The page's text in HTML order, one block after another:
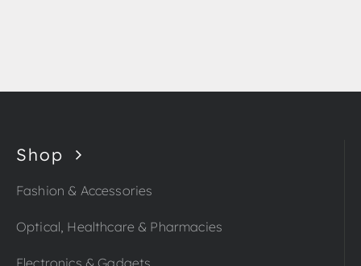
Shop
Fashion & Accessories
Optical, Healthcare & Pharmacies
Electronics & Gadgets